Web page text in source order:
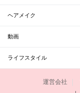
ヘアメイク
動画
ライフスタイル
運営会社